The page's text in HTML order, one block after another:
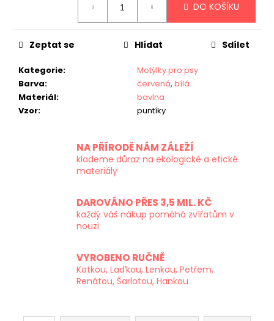
DO KOŠÍKU
Kategorie:
Motýlky pro psy
Barva: červená, bílá
Materiál:
bavlna
Vzor: puntíky
Zeptat se Hlídat Sdílet
NA PŘÍRODĚ NÁM ZÁLEŽÍ
klademe důraz na ekologické a etické
materiály
DAROVÁNO PŘES 3,5 MIL. KČ
každý váš nákup pomáhá zvířatům v
nouzi
VYROBENO RUČNĚ
Katkou, Laďkou, Lenkou, Petřem,
Renátou, Šarlotou, Hankou